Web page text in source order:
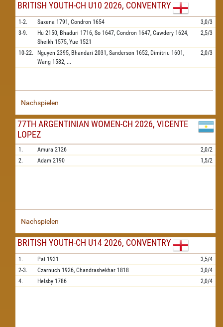
BRITISH YOUTH-CH U10 2026, CONVENTRY
1-2. Saxena 1791, Condron 1654
3,0/3
3-9.
Hu 2150, Bhaduri 1716, So 1647, Condron 1647, Cawdery 1624,
Sheikh 1575, Yue 1521
2,5/3
10-22. Nguyen 2395, Bhandari 2031, Sanderson 1652, Dimitriu 1601,
Wang 1582, ...
2,0/3
Nachspielen
77TH ARGENTINIAN WOMEN-CH 2026, VICENTE
LOPEZ
1. Amura 2126
2,0/2
2.
Adam 2190 1,5/2
Nachspielen
BRITISH YOUTH-CH U14 2026, CONVENTRY
1. Pai 1931
3,5/4
2-3.
Czarnuch 1926, Chandrashekhar 1818
3,0/4
4.
Helsby 1786 2,0/4